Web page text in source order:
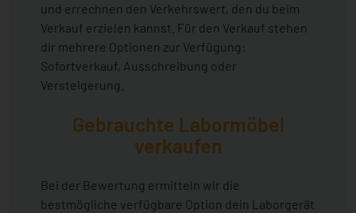
und errechnen den Verkehrswert, den du beim
Verkauf erzielen kannst. Für den Verkauf stehen
dir mehrere Optionen zur Verfügung:
Sofortverkauf, Ausschreibung oder
Versteigerung.
Gebrauchte Labormöbel
verkaufen
Bei der Bewertung ermitteln wir die
bestmögliche verfügbare Option dein Laborgerät